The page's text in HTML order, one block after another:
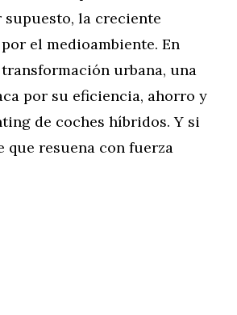
la creciente
el medioambiente. En
urbana, una
por su eficiencia, ahorro y
de coches híbridos. Y si
que resuena con fuerza